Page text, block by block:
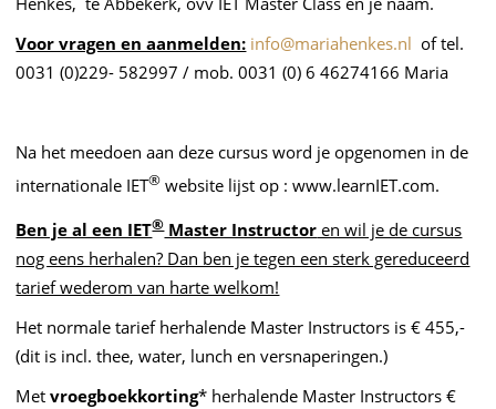
Voor vragen en aanmelden: info@mariahenkes.nl of tel.
0031 (0)229- 582997 / mob. 0031 (0) 6 46274166 Maria
Na het meedoen aan deze cursus word je opgenomen in de
internationale IET® website lijst op : www.learnIET.com.
Ben je al een IET®Master Instructor en wil je de cursus
nog eens herhalen? Dan ben je tegen een sterk gereduceerd
tarief wederom van harte welkom!
Het normale tarief herhalende Master Instructors is € 455,-
(dit is incl. thee, water, lunch en versnaperingen.)
Metvroegboekkorting* herhalende Master Instructors €